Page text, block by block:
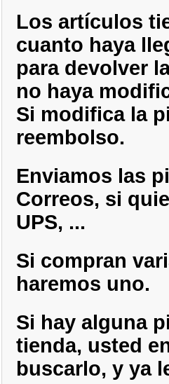
Los artículos
cuanto haya
para devolver
no haya
Si modifica la
reembolso.
Enviamos las
Correos, si
UPS, ...
Si compran
haremos uno.
Si hay alguna
tienda, usted
buscarlo, y ya